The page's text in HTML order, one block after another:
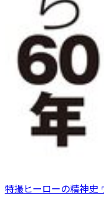
特撮ヒーローの精神史